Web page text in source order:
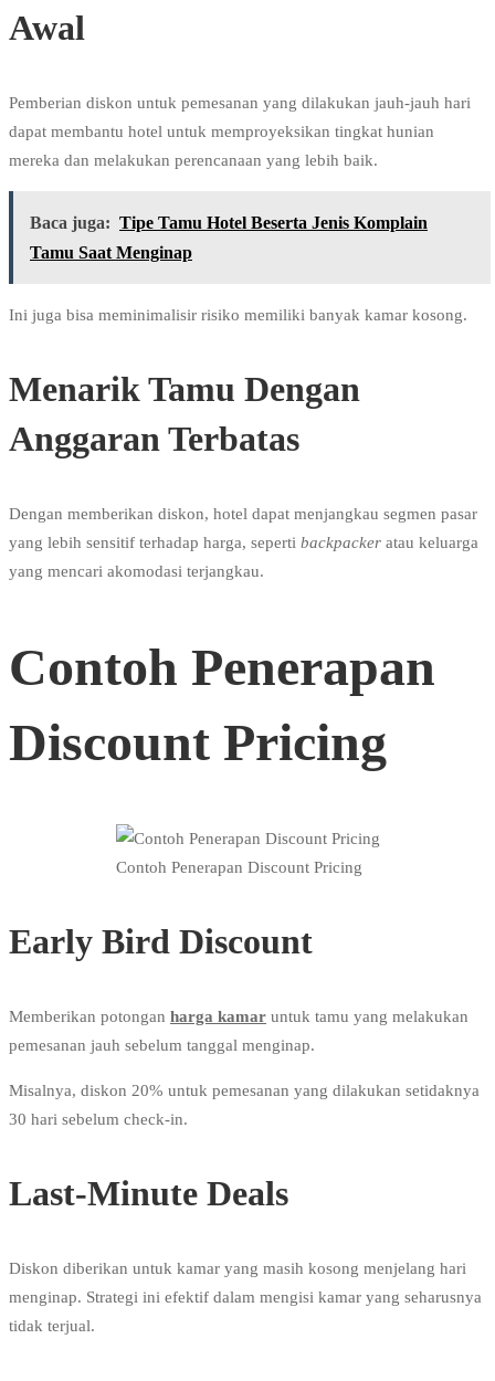
Awal
Pemberian diskon untuk pemesanan yang dilakukan jauh-jauh hari
dapat membantu hotel untuk memproyeksikan tingkat hunian
mereka dan melakukan perencanaan yang lebih baik.
Baca juga: Tipe Tamu Hotel Beserta Jenis Komplain
Tamu Saat Menginap
Ini juga bisa meminimalisir risiko memiliki banyak kamar kosong.
Menarik Tamu Dengan
Anggaran Terbatas
Dengan memberikan diskon, hotel dapat menjangkau segmen pasar
yang lebih sensitif terhadap harga, seperti backpacker atau keluarga
yang mencari akomodasi terjangkau.
Contoh Penerapan
Discount Pricing
Contoh Penerapan Discount Pricing
Early Bird Discount
Memberikan potongan harga kamar untuk tamu yang melakukan
pemesanan jauh sebelum tanggal menginap.
Misalnya, diskon 20% untuk pemesanan yang dilakukan setidaknya
30 hari sebelum check-in.
Last-Minute Deals
Diskon diberikan untuk kamar yang masih kosong menjelang hari
menginap. Strategi ini efektif dalam mengisi kamar yang seharusnya
tidak terjual.